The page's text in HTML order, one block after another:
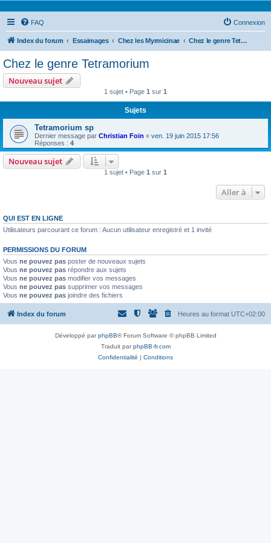
FAQ Connexion
Index du forum Essaimages Chez les Myrmicinae Chez le genre Tetramorium
Chez le genre Tetramorium
Nouveau sujet
1 sujet • Page 1 sur 1
Sujets
Tetramorium sp
Dernier message par Christian Foin « ven. 19 juin 2015 17:56
Réponses : 4
Nouveau sujet
1 sujet • Page 1 sur 1
Aller à
QUI EST EN LIGNE
Utilisateurs parcourant ce forum : Aucun utilisateur enregistré et 1 invité
PERMISSIONS DU FORUM
Vous ne pouvez pas poster de nouveaux sujets
Vous ne pouvez pas répondre aux sujets
Vous ne pouvez pas modifier vos messages
Vous ne pouvez pas supprimer vos messages
Vous ne pouvez pas joindre des fichiers
Index du forum Heures au format UTC+02:00
Développé parphpBB® Forum Software © phpBB Limited
Traduit parphpBB-fr.com
Confidentialité | Conditions